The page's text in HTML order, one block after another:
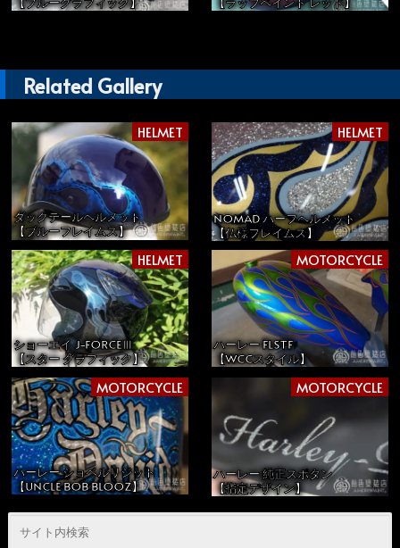
Related Gallery
HELMET
ダックテールヘルメット
【ブルーフレイムス】
HELMET
NOMAD ハーフヘルメット
【仏様フレイムス】
HELMET
ショーエイ J-FORCEⅢ
【スター グラフィック】
MOTORCYCLE
ハーレー FLSTF
【WCCスタイル】
MOTORCYCLE
ハーレー ショベルリジット
【UNCLE BOB BLOOZ】
MOTORCYCLE
ハーレー 純正スポタン
【指定デザイン】